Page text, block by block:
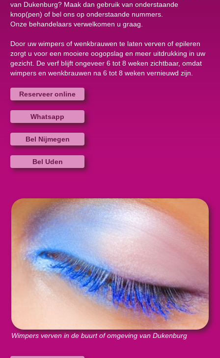
van Dukenburg? Maak dan gebruik van onderstaande
knop(pen) of bel ons op onderstaande nummers.
Onze behandelaars verwelkomen u graag.
Door uw wimpers of wenkbrauwen te laten verven of epileren
zorgt u voor een mooiere oogopslag en meer uitdrukking in uw
gezicht. De verf blijft ongeveer 6 tot 8 weken zichtbaar, omdat
wimpers en wenkbrauwen na 6 tot 8 weken vernieuwd zijn.
Reserveer online
Whatsapp
Bel Nijmegen
Bel Uden
Wimpers verven in de buurt of omgeving van Dukenburg